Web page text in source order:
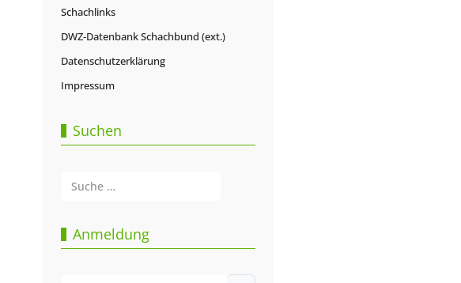
Schachlinks
DWZ-Datenbank Schachbund (ext.)
Datenschutzerklärung
Impressum
Suchen
Anmeldung